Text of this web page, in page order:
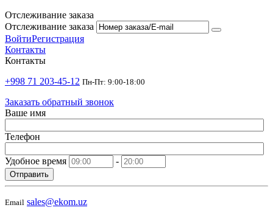
Отслеживание заказа
Отслеживание заказа
ВойтиРегистрация
Контакты
Контакты
+998 71 203-45-12 Пн-Пт: 9:00-18:00
Заказать обратный звонок
Ваше имя
Телефон
Удобное время -
Отправить
Email sales@ekom.uz